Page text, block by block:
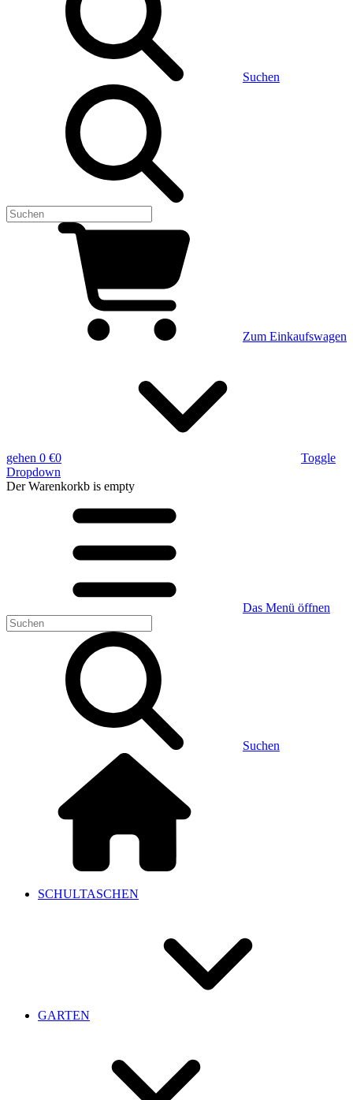
Suchen
Zum Einkaufswagen
gehen 0 €0
Toggle
Dropdown
Der Warenkorkb is empty
Das Menü öffnen
Suchen
SCHULTASCHEN
GARTEN